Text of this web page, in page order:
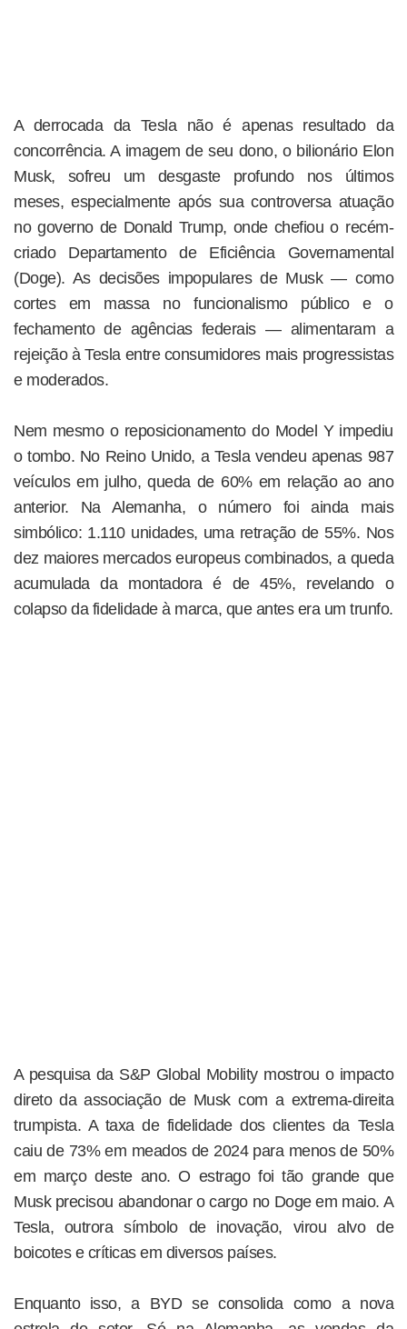
A derrocada da Tesla não é apenas resultado da
concorrência. A imagem de seu dono, o bilionário Elon
Musk, sofreu um desgaste profundo nos últimos
meses, especialmente após sua controversa atuação
no governo de Donald Trump, onde chefiou o recém-
criado Departamento de Eficiência Governamental
(Doge). As decisões impopulares de Musk — como
cortes em massa no funcionalismo público e o
fechamento de agências federais — alimentaram a
rejeição à Tesla entre consumidores mais progressistas
e moderados.
Nem mesmo o reposicionamento do Model Y impediu
o tombo. No Reino Unido, a Tesla vendeu apenas 987
veículos em julho, queda de 60% em relação ao ano
anterior. Na Alemanha, o número foi ainda mais
simbólico: 1.110 unidades, uma retração de 55%. Nos
dez maiores mercados europeus combinados, a queda
acumulada da montadora é de 45%, revelando o
colapso da fidelidade à marca, que antes era um trunfo.
A pesquisa da S&P Global Mobility mostrou o impacto
direto da associação de Musk com a extrema-direita
trumpista. A taxa de fidelidade dos clientes da Tesla
caiu de 73% em meados de 2024 para menos de 50%
em março deste ano. O estrago foi tão grande que
Musk precisou abandonar o cargo no Doge em maio. A
Tesla, outrora símbolo de inovação, virou alvo de
boicotes e críticas em diversos países.
Enquanto isso, a BYD se consolida como a nova